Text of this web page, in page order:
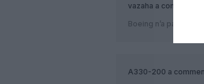
vazaha a commenté :
Boeing n’a pas peur
A330-200 a